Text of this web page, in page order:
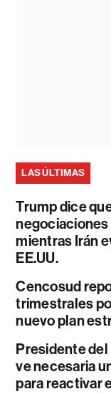
LAS ÚLTIMAS
Trump dice
mientras Irán
EE.UU.
Cencosud
trimestrales
nuevo plan
Presidente del
ve necesaria
para reactivar